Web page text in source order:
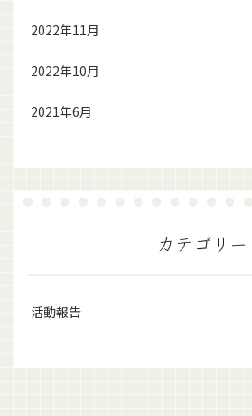
2022年11月
2022年10月
2021年6月
カテゴリー
活動報告